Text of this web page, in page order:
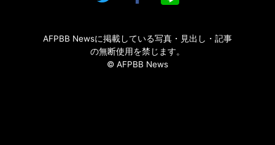
AFPBB Newsに掲載している写真・見出し・記事
の無断使用を禁じます。
© AFPBB News